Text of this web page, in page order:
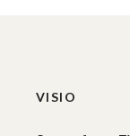
VISIO